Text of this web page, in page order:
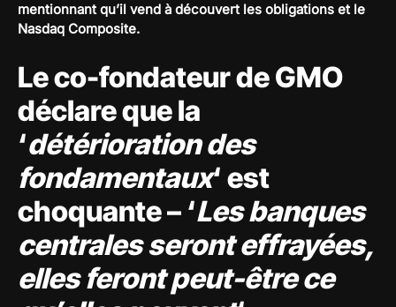
mentionnant qu’il vend à découvert les obligations et le
Nasdaq Composite.
Le co-fondateur de GMO
déclare que la
‘détérioration des
fondamentaux‘ est
choquante – ‘Les banques
centrales seront effrayées,
elles feront peut-être ce